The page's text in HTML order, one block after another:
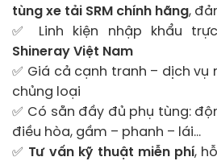
tùng xe tải SRM chính hãng,
✅ Linh kiện nhập khẩu
Shineray Việt Nam
✅ Giá cả cạnh tranh – dịch vụ
chủng loại
✅ Có sẵn đầy đủ phụ tùng:
điều hòa, gầm – phanh – lái…
✅ Tư vấn kỹ thuật miễn phí,